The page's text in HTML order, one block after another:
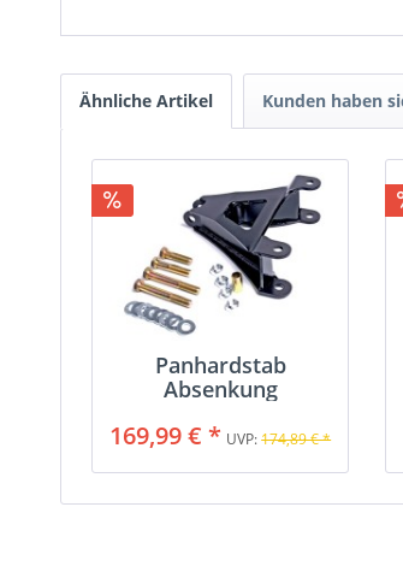
Ähnliche Artikel Kunden haben
Panhardstab
Absenkung
169,99 € * UVP:174,89 € *